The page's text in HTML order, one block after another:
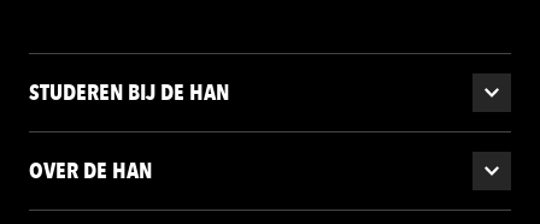
STUDEREN BIJ DE HAN
OVER DE HAN